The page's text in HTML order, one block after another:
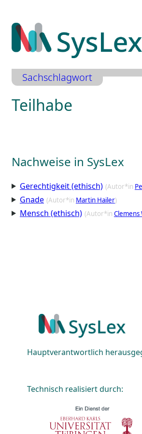
Inhalt
springen
Sachschlagwort
Teilhabe
Nachweise in SysLex
Gerechtigkeit (ethisch) (Autor*in
Gnade (Autor*in Martin Hailer)
Mensch (ethisch) (Autor*in Clemens
Hauptverantwortlich
Technisch realisiert durch: